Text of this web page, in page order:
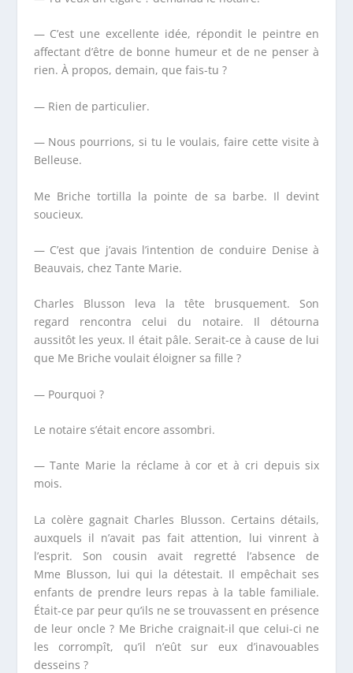
— C’est une excellente idée, répondit le peintre en
affectant d’être de bonne humeur et de ne penser à
rien. À propos, demain, que fais-tu ?
— Rien de particulier.
— Nous pourrions, si tu le voulais, faire cette visite à
Belleuse.
Me Briche tortilla la pointe de sa barbe. Il devint
soucieux.
— C’est que j’avais l’intention de conduire Denise à
Beauvais, chez Tante Marie.
Charles Blusson leva la tête brusquement. Son
regard rencontra celui du notaire. Il détourna
aussitôt les yeux. Il était pâle. Serait-ce à cause de lui
que Me Briche voulait éloigner sa fille ?
— Pourquoi ?
Le notaire s’était encore assombri.
— Tante Marie la réclame à cor et à cri depuis six
mois.
La colère gagnait Charles Blusson. Certains détails,
auxquels il n’avait pas fait attention, lui vinrent à
l’esprit. Son cousin avait regretté l’absence de
Mme Blusson, lui qui la détestait. Il empêchait ses
enfants de prendre leurs repas à la table familiale.
Était-ce par peur qu’ils ne se trouvassent en présence
de leur oncle ? Me Briche craignait-il que celui-ci ne
les corrompît, qu’il n’eût sur eux d’inavouables
desseins ?